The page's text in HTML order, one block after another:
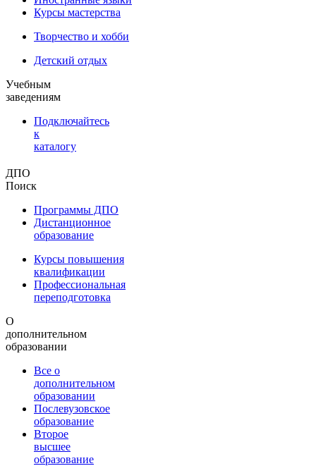
Курсы мастерства
Творчество и хобби
Детский отдых
Учебным
заведениям
Подключайтесь
к
каталогу
ДПО
Поиск
Программы ДПО
Дистанционное
образование
Курсы повышения
квалификации
Профессиональная
переподготовка
О
дополнительном
образовании
Все о
дополнительном
образовании
Послевузовское
образование
Второе
высшее
образование